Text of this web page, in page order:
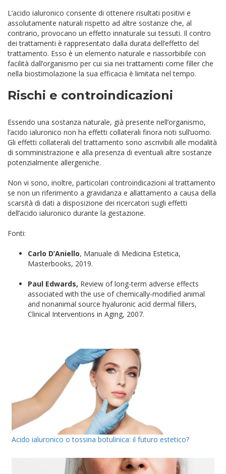
L’acido ialuronico consente di ottenere risultati positivi e
assolutamente naturali rispetto ad altre sostanze che, al
contrario, provocano un effetto innaturale sui tessuti. Il contro
dei trattamenti è rappresentato dalla durata dell’effetto del
trattamento. Esso è un elemento naturale e riassorbibile con
facilità dall’organismo per cui sia nei trattamenti come filler che
nella biostimolazione la sua efficacia è limitata nel tempo.
Rischi e controindicazioni
Essendo una sostanza naturale, già presente nell’organismo,
l’acido ialuronico non ha effetti collaterali finora noti sull’uomo.
Gli effetti collaterali del trattamento sono ascrivibili alle modalità
di somministrazione e alla presenza di eventuali altre sostanze
potenzialmente allergeniche.
Non vi sono, inoltre, particolari controindicazioni al trattamento
se non un riferimento a gravidanza e allattamento a causa della
scarsità di dati a disposizione dei ricercatori sugli effetti
dell’acido ialuronico durante la gestazione.
Fonti:
Carlo D’Aniello, Manuale di Medicina Estetica,
Masterbooks, 2019.
Paul Edwards, Review of long-term adverse effects
associated with the use of chemically-modified animal
and nonanimal source hyaluronic acid dermal fillers,
Clinical Interventions in Aging, 2007.
Acido ialuronico o tossina botulinica: il futuro estetico?